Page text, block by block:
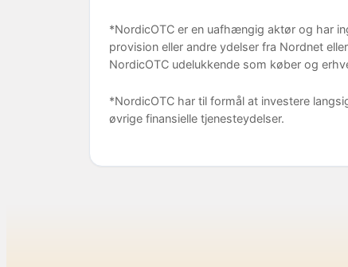
*NordicOTC er en uafhængig aktør og har
provision eller andre ydelser fra Nordnet
NordicOTC udelukkende som køber og
*NordicOTC har til formål at investere
øvrige finansielle tjenesteydelser.